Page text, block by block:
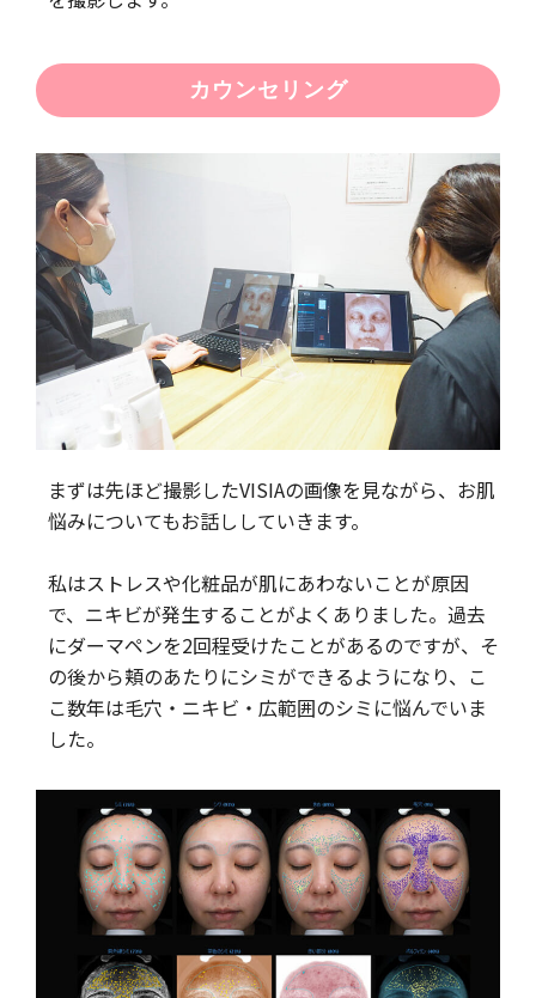
カウンセリング
まずは先ほど撮影したVISIAの画像を見ながら、お肌
悩みについてもお話ししていきます。
私はストレスや化粧品が肌にあわないことが原因
で、ニキビが発生することがよくありました。過去
にダーマペンを2回程受けたことがあるのですが、そ
の後から頬のあたりにシミができるようになり、こ
こ数年は毛穴・ニキビ・広範囲のシミに悩んでいま
した。